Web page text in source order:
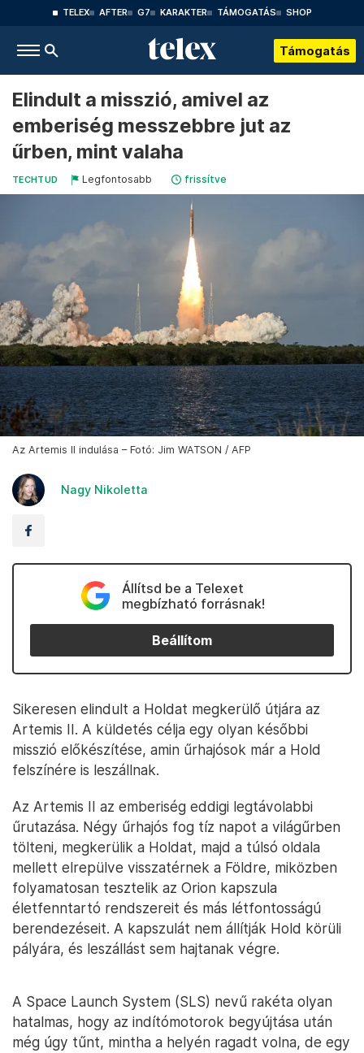
TELEX AFTER G7 KARAKTER TÁMOGATÁS SHOP
Támogatás
Elindult a misszió, amivel az
emberiség messzebbre jut az
űrben, mint valaha
TECHTUD Legfontosabb frissítve
Az Artemis II indulása – Fotó: Jim WATSON / AFP
Nagy Nikoletta
Állítsd be a Telexet
megbízható forrásnak!
Beállítom
Sikeresen elindult a Holdat megkerülő útjára az
Artemis II. A küldetés célja egy olyan későbbi
misszió előkészítése, amin űrhajósok már a Hold
felszínére is leszállnak.
Az Artemis II az emberiség eddigi legtávolabbi
űrutazása. Négy űrhajós fog tíz napot a világűrben
tölteni, megkerülik a Holdat, majd a túlsó oldala
mellett elrepülve visszatérnek a Földre, miközben
folyamatosan tesztelik az Orion kapszula
életfenntartó rendszereit és más létfontosságú
berendezéseit. A kapszulát nem állítják Hold körüli
pályára, és leszállást sem hajtanak végre.
A Space Launch System (SLS) nevű rakéta olyan
hatalmas, hogy az indítómotorok begyújtása után
még úgy tűnt, mintha a helyén ragadt volna, de egy